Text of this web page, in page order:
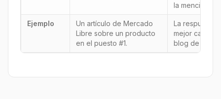
la mención
Ejemplo
Un artículo de Mercado
Libre sobre un producto
en el puesto #1.
La respuesta
mejor
blog de